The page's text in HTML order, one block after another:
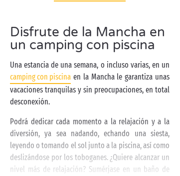
Disfrute de la Mancha en
un camping con piscina
Una estancia de una semana, o incluso varias, en un
camping con piscina en la Mancha le garantiza unas
vacaciones tranquilas y sin preocupaciones, en total
desconexión.
Podrá dedicar cada momento a la relajación y a la
diversión, ya sea nadando, echando una siesta,
leyendo o tomando el sol junto a la piscina, así como
deslizándose por los toboganes. ¿Quiere alcanzar un
nivel más de relajación? Sumérjase en un baño de